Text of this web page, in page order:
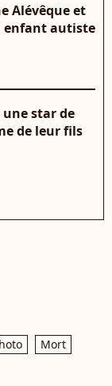
Alévêque et
enfant autiste
une star de
de leur fils
Mort